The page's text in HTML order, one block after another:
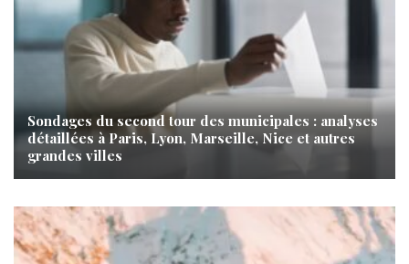
Sondages du second tour des municipales : analyses
détaillées à Paris, Lyon, Marseille, Nice et autres
grandes villes